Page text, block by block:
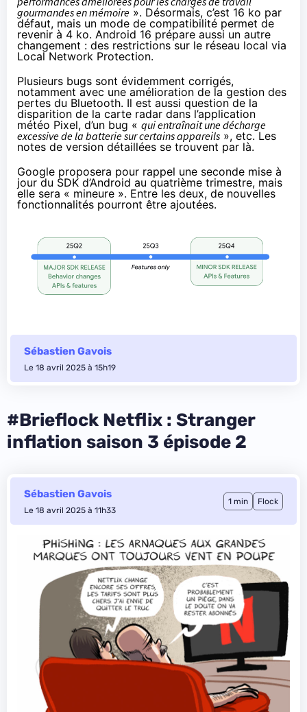
gourmandes en mémoire ». Désormais, c’est 16 ko par
défaut, mais un mode de compatibilité permet de
revenir à 4 ko. Android 16 prépare aussi un autre
changement : des restrictions sur le réseau local via
Local Network Protection.
Plusieurs bugs sont évidemment corrigés,
notamment avec une amélioration de la gestion des
pertes du Bluetooth. Il est aussi question de la
disparition de la carte radar dans l’application
météo Pixel, d’un bug « qui entraînait une décharge
excessive de la batterie sur certains appareils », etc. Les
notes de version détaillées se trouvent par là.
Google proposera pour rappel une seconde mise à
jour du SDK d’Android au quatrième trimestre, mais
elle sera « mineure ». Entre les deux, de nouvelles
fonctionnalités pourront être ajoutées.
Sébastien Gavois
Le 18 avril 2025 à 15h19
#Brieflock Netflix : Stranger
inflation saison 3 épisode 2
Sébastien Gavois
Le 18 avril 2025 à 11h33
1 min Flock